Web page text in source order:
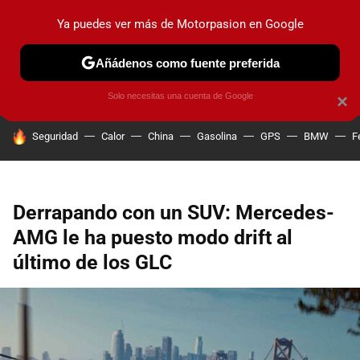
PRUEBAS COCHES ELÉCTRICOS OBSERVATORIO
HOY SE HABLA DE
Seguridad Calor China Gasolina GPS BMW
Derrapando con un SUV: Mercedes-
AMG le ha puesto modo drift al
último de los GLC
×
Ya puedes ver más de Motorpasion en Google
Añádenos como fuente preferida
Solo necesitas una cuenta de Google